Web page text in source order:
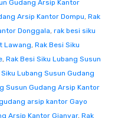
Gudang Arsip Kantor
Arsip Kantor Dompu, Rak
Donggala, rak besi siku
Lawang, Rak Besi Siku
, Rak Besi Siku Lubang Susun
Siku Lubang Susun Gudang
Susun Gudang Arsip Kantor
arsip kantor Gayo
Arsip Kantor Gianyar, Rak